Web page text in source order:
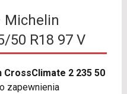
50 R18 97 V
CrossClimate 2 235 50
zapewnienia